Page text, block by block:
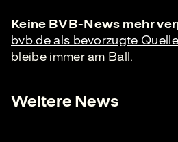
Keine BVB-News mehr
bvb.de als bevorzugte
bleibe immer am Ball.
Weitere News